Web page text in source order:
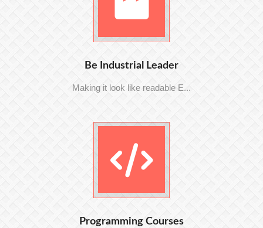
Be Industrial Leader
Making it look like readable E...
Programming Courses